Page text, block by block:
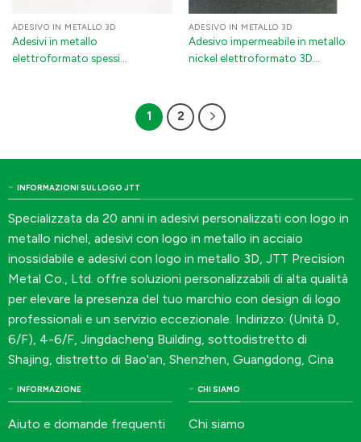
ADESIVO IN METALLO 3D
Adesivi in metallo
elettroformato spessi
3M per auto e elettrodomestici
ADESIVO IN METALLO 3D
Adesivo impermeabile in metallo
nickel elettroformato 3D
1 2
INFORMAZIONI SUL LOGO JTT
Specializzata da 20 anni in adesivi personalizzati con logo in
metallo nichel, adesivi con logo in metallo in acciaio
inossidabile e adesivi con logo in metallo 3D, JTT Precision
Metal Co., Ltd. offre soluzioni personalizzabili di alta qualità
per elevare la presenza del tuo marchio con design di logo
professionali e un servizio eccezionale. Indirizzo: (Unità D,
6/F), 4-6/F, Jingdacheng Building, sottodistretto di
Shajing, distretto di Bao'an, Shenzhen, Guangdong, Cina
INFORMAZIONE
Aiuto e domande frequenti
CHI SIAMO
Chi siamo